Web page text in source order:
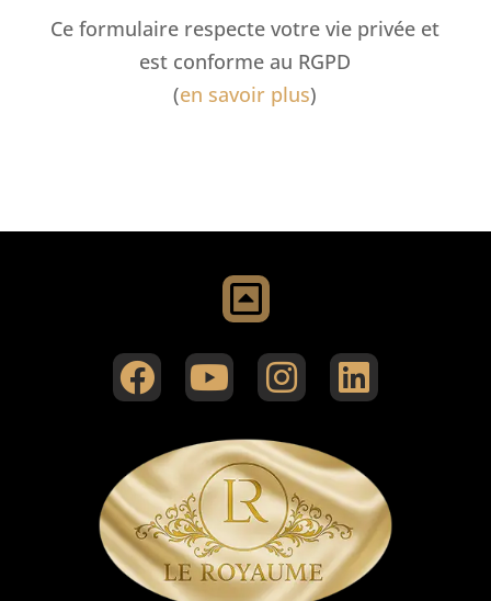
Ce formulaire respecte votre vie privée et
est conforme au RGPD
(en savoir plus)